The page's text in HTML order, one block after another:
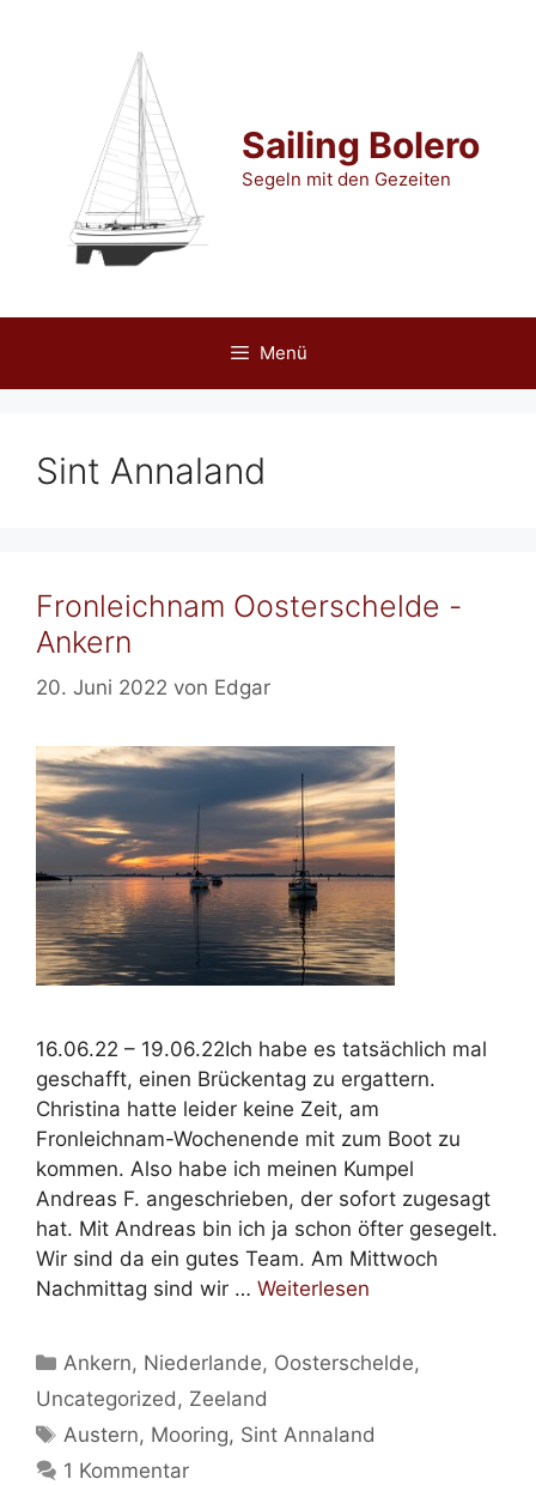
Sailing Bolero
Segeln mit den Gezeiten
Menü
Sint Annaland
Fronleichnam Oosterschelde -
Ankern
20. Juni 2022 von Edgar
16.06.22 – 19.06.22Ich habe es tatsächlich mal
geschafft, einen Brückentag zu ergattern.
Christina hatte leider keine Zeit, am
Fronleichnam-Wochenende mit zum Boot zu
kommen. Also habe ich meinen Kumpel
Andreas F. angeschrieben, der sofort zugesagt
hat. Mit Andreas bin ich ja schon öfter gesegelt.
Wir sind da ein gutes Team. Am Mittwoch
Nachmittag sind wir … Weiterlesen
Kategorien
Ankern, Niederlande, Oosterschelde,
Uncategorized, Zeeland
Schlagwörter
Austern, Mooring, Sint Annaland
1 Kommentar